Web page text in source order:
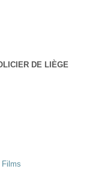
DE LIÈGE
Films